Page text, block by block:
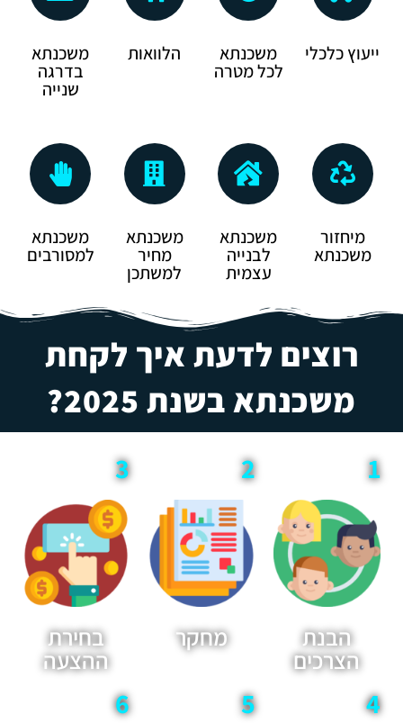
ייעוץ כלכלי משכנתא
לכל מטרה
הלוואות משכנתא
בדרגה
שנייה
מיחזור
משכנתא
משכנתא
לבנייה
עצמית
משכנתא
מחיר
למשתכן
משכנתא
למסורבים
רוצים לדעת איך לקחת
משכנתא בשנת 2025?
1
הבנת
הצרכים
2
מחקר
3
בחירת
ההצעה
4
5
6